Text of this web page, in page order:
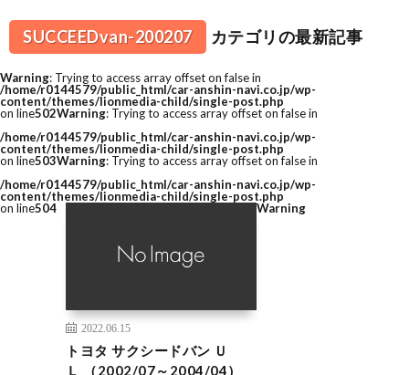
SUCCEEDvan-200207 カテゴリの最新記事
Warning: Trying to access array offset on false in
/home/r0144579/public_html/car-anshin-navi.co.jp/wp-
content/themes/lionmedia-child/single-post.php
on line502Warning: Trying to access array offset on false in
/home/r0144579/public_html/car-anshin-navi.co.jp/wp-
content/themes/lionmedia-child/single-post.php
on line503Warning: Trying to access array offset on false in
/home/r0144579/public_html/car-anshin-navi.co.jp/wp-
content/themes/lionmedia-child/single-post.php
on line504
2022.06.15
トヨタ サクシードバン Ｕ
Ｌ （2002/07～2004/04）
Warning